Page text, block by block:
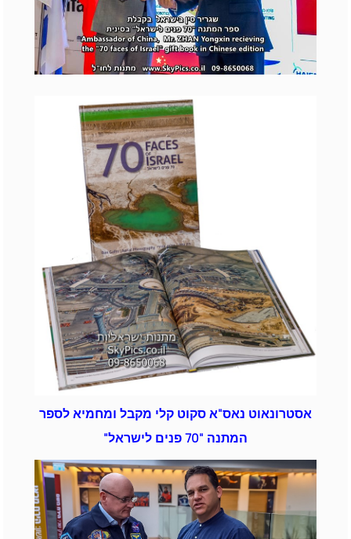
אסטרונאוט נאס"א סקוט קלי מקבל ומחמיא לספר
המתנה "70 פנים לישראל"